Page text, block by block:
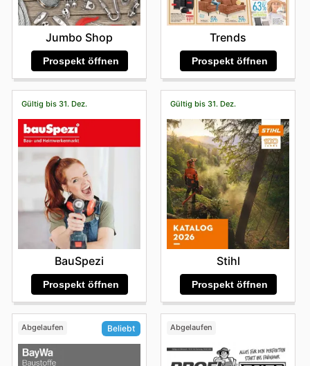
Jumbo Shop
Prospekt öffnen
Trends
Prospekt öffnen
Gültig bis 31. Dez.
BauSpezi
Prospekt öffnen
Gültig bis 31. Dez.
Stihl
Prospekt öffnen
Abgelaufen Beliebt Abgelaufen